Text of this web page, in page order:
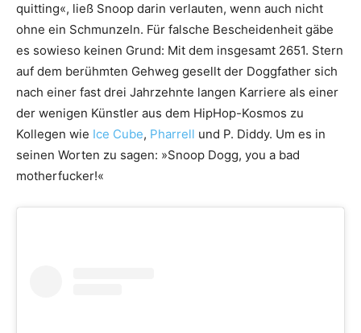
quitting«, ließ Snoop darin verlauten, wenn auch nicht
ohne ein Schmunzeln. Für falsche Bescheidenheit gäbe
es sowieso keinen Grund: Mit dem insgesamt 2651. Stern
auf dem berühmten Gehweg gesellt der Doggfather sich
nach einer fast drei Jahrzehnte langen Karriere als einer
der wenigen Künstler aus dem HipHop-Kosmos zu
Kollegen wie Ice Cube, Pharrell und P. Diddy. Um es in
seinen Worten zu sagen: »Snoop Dogg, you a bad
motherfucker!«